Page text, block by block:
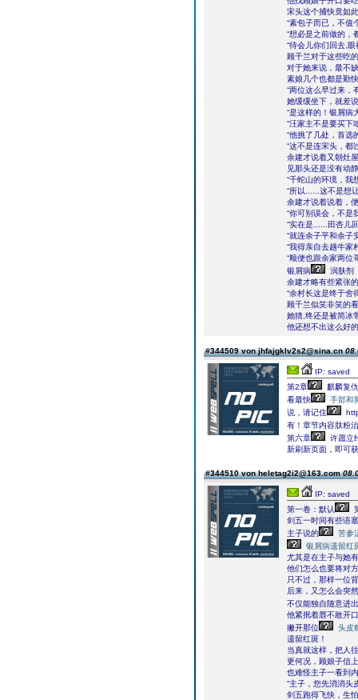
宋头这个捕快竟如
“素包子而已，不值
“想必是之前做的，
“待会儿你们回去,
顾千兰对于这些吃
对于她来说，最不
素娘几个也都是勤
“两位这么早过来，
她缓缓坐下，就差
“是这样的！银屑病
“汪家主不是要买下
“他挑了几处，首选
“这不是连宋头，都
余建才说着又朝灶
见那头还是没有动
“千蛇山的环境，我
“所以......这不是想
余建才说着说着，
“你可别误会，不是
“实在是......田杏儿
“就连余子平和余子
“我得亲自去趟牛家
“顺便也跟余家两位
银屑病
润肤剂
余建才略有些紧张
“余村长这是终于舍
顾千兰似笑非笑的
她猜,终还是被简冰
他还想不出这么好
#344509 von jhfajgklv2s2@sina.cn
IP: saved
第2章
麒麟复
看最快
手部和
说，请记住
有！章节内容肽粉
第六章
许愿立
新刷新页面，即可
#344510 von heletag2i2@163.com
IP: saved
第一卷：默认
剑五一时间有些语
主子说的
苦参
银屑病遗留红
尤其是在主子与她
他们怎么也要将对
只不过，那样一位
后来，又怎么会突
不仅能独自随意进
他紧抿着唇不敢开
撇开那位
头皮
遗留红斑！
当真就这样，把人
更何况，顾娘子信
也难怪主子一看到
“主子，您先消消头
剑五跑得飞快，生